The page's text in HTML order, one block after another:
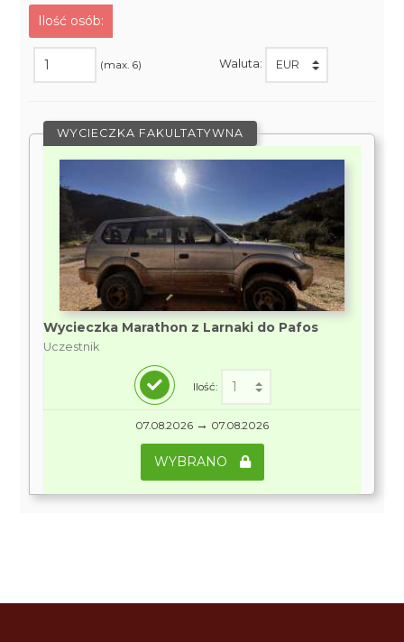
Ilość osób:
(max. 6) Waluta:
WYCIECZKA FAKULTATYWNA
Wycieczka Marathon z Larnaki do Pafos
Uczestnik
Ilość:
07.08.2026 → 07.08.2026
WYBRANO